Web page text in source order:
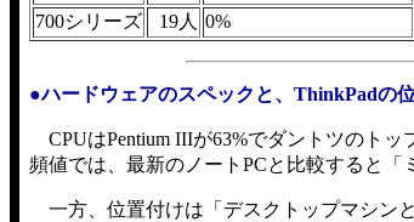
700シリーズ
19人 0%
●ハードウェアのスペックと、ThinkPadの
CPUはPentium IIIが63%でダントツのトッ
頻値では、最新のノートPCと比較すると「
一方、位置付けは「デスクトップマシン